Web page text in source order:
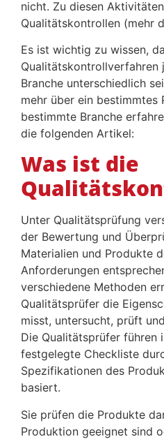
nicht. Zu diesen
Qualitätskontrollen (mehr
Es ist wichtig zu wissen,
Qualitätskontrollverfahren
Branche unterschiedlich
mehr über ein bestimmtes
bestimmte Branche
die folgenden Artikel:
Was ist die
Unter Qualitätsprüfung
der Bewertung und
Materialien und Produkte
Anforderungen
verschiedene Methoden
Qualitätsprüfer die
misst, untersucht, prüft
Die Qualitätsprüfer führen
festgelegte Checkliste
Spezifikationen des
basiert.
Sie prüfen die Produkte
Produktion geeignet sind